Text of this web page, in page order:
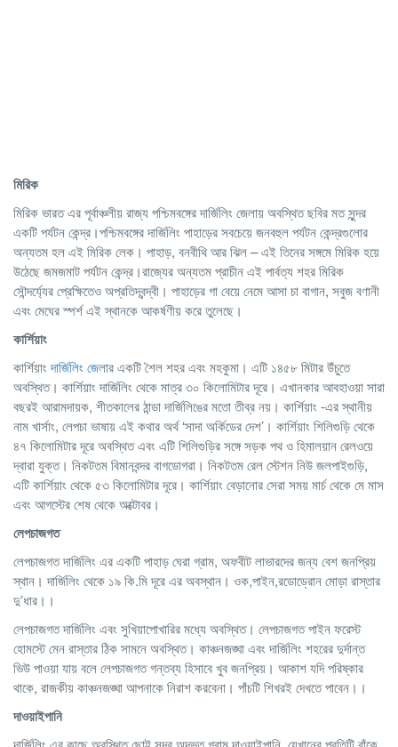
মিরিক
মিরিক ভারত এর পূর্বাঞ্চলীয় রাজ্য পশ্চিমবঙ্গের দার্জিলিং জেলায় অবস্থিত ছবির মত সুন্দর
একটি পর্যটন কেন্দ্র।পশ্চিমবঙ্গের দার্জিলিং পাহাড়ের সবচেয়ে জনবহুল পর্যটন কেন্দ্রগুলোর
অন্যতম হল এই মিরিক লেক। পাহাড়, বনবীথি আর ঝিল – এই তিনের সঙ্গমে মিরিক হয়ে
উঠেছে জমজমাট পর্যটন কেন্দ্র।রাজ্যের অন্যতম প্রাচীন এই পার্বত্য শহর মিরিক
সৌন্দর্য্যের প্রেক্ষিতেও অপ্রতিদ্বন্দ্বী। পাহাড়ের গা বেয়ে নেমে আসা চা বাগান, সবুজ বণানী
এবং মেঘের স্পর্শ এই স্থানকে আকর্ষণীয় করে তুলেছে।
কার্শিয়াং
কার্শিয়াংদার্জিলিং জেলার একটি শৈল শহর এবং মহকুমা। এটি ১৪৫৮ মিটার উঁচুতে
অবস্থিত। কার্শিয়াং দার্জিলিং থেকে মাত্র ৩০ কিলোমিটার দূরে। এখানকার আবহাওয়া সারা
বছরই আরামদায়ক, শীতকালের ঠান্ডা দার্জিলিঙের মতো তীব্র নয়। কার্শিয়াং -এর স্থানীয়
নাম খার্সাং, লেপচা ভাষায় এই কথার অর্থ ‘সাদা অর্কিডের দেশ’। কার্শিয়াং শিলিগুড়ি থেকে
৪৭ কিলোমিটার দূরে অবস্থিত এবং এটি শিলিগুড়ির সঙ্গে সড়ক পথ ও হিমালয়ান রেলওয়ে
দ্বারা যুক্ত। নিকটতম বিমানবন্দর বাগডোগরা। নিকটতম রেল স্টেশন নিউ জলপাইগুড়ি,
এটি কার্শিয়াং থেকে ৫৩ কিলোমিটার দূরে। কার্শিয়াং বেড়ানোর সেরা সময় মার্চ থেকে মে মাস
এবং আগস্টের শেষ থেকে অক্টোবর।
লেপচাজগত
লেপচাজগত দার্জিলিং এর একটি পাহাড় ঘেরা গ্রাম, অফবীট লাভারদের জন্য বেশ জনপ্রিয়
স্থান। দার্জিলিং থেকে ১৯ কি.মি দূরে এর অবস্থান। ওক,পাইন,রডোড্রোন মোড়া রাস্তার
দু’ধার।।
লেপচাজগত দার্জিলিং এবং সুখিয়াপোখারির মধ্যে অবস্থিত। লেপচাজগত পাইন ফরেস্ট
হোমস্টে মেন রাস্তার ঠিক সামনে অবস্থিত। কাঞ্চনজঙ্ঘা এবং দার্জিলিং শহরের দুর্দান্ত
ভিউ পাওয়া যায় বলে লেপচাজগত গন্তব্য হিসাবে খুব জনপ্রিয়। আকাশ যদি পরিষ্কার
থাকে, রাজকীয় কাঞ্চনজঙ্ঘা আপনাকে নিরাশ করবেনা। পাঁচটি শিখরই দেখতে পাবেন।।
দাওয়াইপানি